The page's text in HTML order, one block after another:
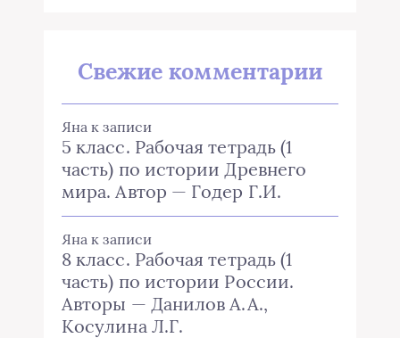
Свежие комментарии
Яна к записи
5 класс. Рабочая тетрадь (1
часть) по истории Древнего
мира. Автор — Годер Г.И.
Яна к записи
8 класс. Рабочая тетрадь (1
часть) по истории России.
Авторы — Данилов А.А.,
Косулина Л.Г.